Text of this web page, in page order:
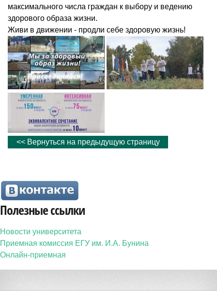
максимального числа граждан к выбору и ведению
здорового образа жизни.
Живи в движении - продли себе здоровую жизнь!
<< Вернуться на предыдущую страницу
Полезные ссылки
Новости университета
Приемная комиссия ЕГУ им. И.А. Бунина
Онлайн-приемная